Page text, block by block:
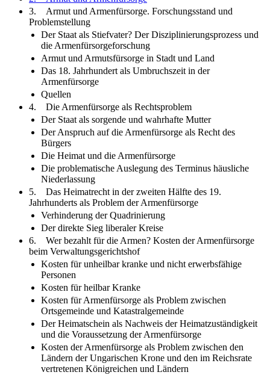
3. Armut und Armenfürsorge. Forschungsstand und
Problemstellung
Der Staat als Stiefvater? Der Disziplinierungsprozess und
die Armenfürsorgeforschung
Armut und Armutsfürsorge in Stadt und Land
Das 18. Jahrhundert als Umbruchszeit in der
Armenfürsorge
Quellen
4. Die Armenfürsorge als Rechtsproblem
Der Staat als sorgende und wahrhafte Mutter
Der Anspruch auf die Armenfürsorge als Recht des
Bürgers
Die Heimat und die Armenfürsorge
Die problematische Auslegung des Terminus häusliche
Niederlassung
5. Das Heimatrecht in der zweiten Hälfte des 19.
Jahrhunderts als Problem der Armenfürsorge
Verhinderung der Quadrinierung
Der direkte Sieg liberaler Kreise
6. Wer bezahlt für die Armen? Kosten der Armenfürsorge
beim Verwaltungsgerichtshof
Kosten für unheilbar kranke und nicht erwerbsfähige
Personen
Kosten für heilbar Kranke
Kosten für Armenfürsorge als Problem zwischen
Ortsgemeinde und Katastralgemeinde
Der Heimatschein als Nachweis der Heimatzuständigkeit
und die Voraussetzung der Armenfürsorge
Kosten der Armenfürsorge als Problem zwischen den
Ländern der Ungarischen Krone und den im Reichsrate
vertretenen Königreichen und Ländern